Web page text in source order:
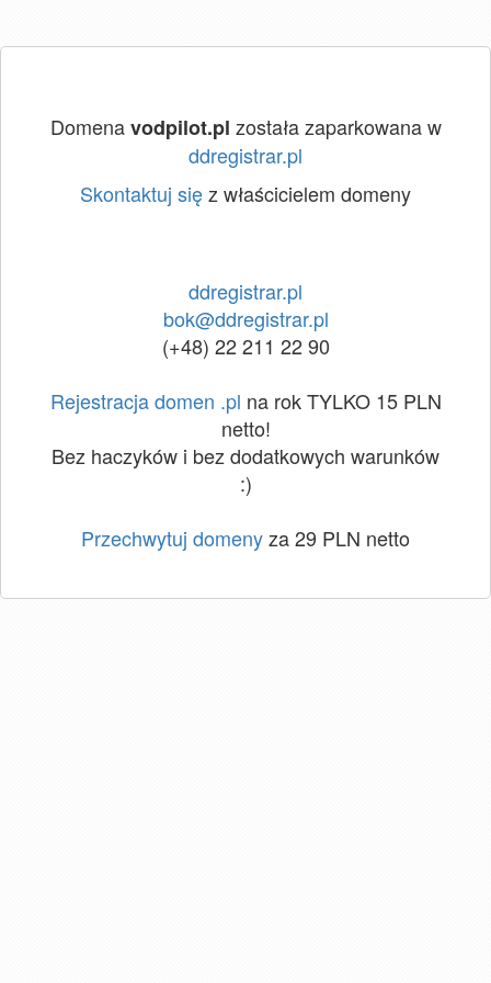
Domenavodpilot.pl została zaparkowana w
ddregistrar.pl
Skontaktuj sięz właścicielem domeny
ddregistrar.pl
bok@ddregistrar.pl
(+48) 22 211 22 90
Rejestracja domen .pl na rok TYLKO 15 PLN
netto!
Bez haczyków i bez dodatkowych warunków
:)
Przechwytuj domenyza 29 PLN netto